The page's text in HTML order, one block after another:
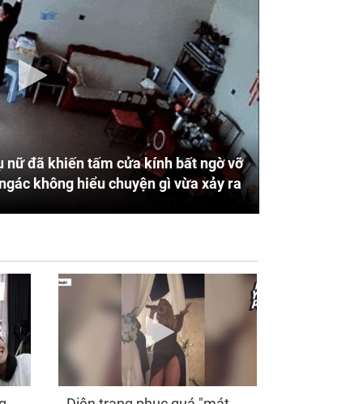
nữ đã khiến tấm cửa kính bất ngờ vỡ
không hiểu chuyện gì vừa xảy ra